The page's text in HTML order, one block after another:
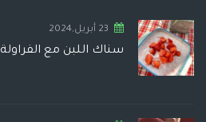
23 أبريل,2024
سناك اللبن مع الفراولة